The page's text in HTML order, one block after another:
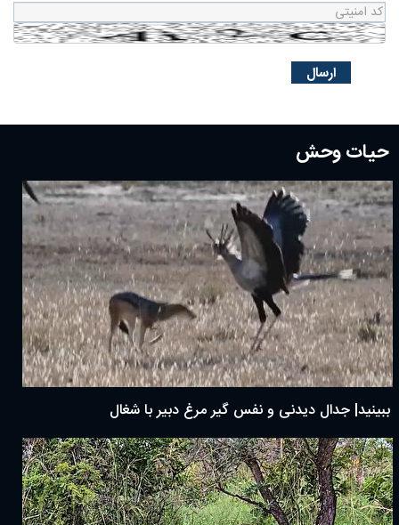
حیات وحش
ببینید| جدال دیدنی و نفس گیر مرغ دبیر با شغال